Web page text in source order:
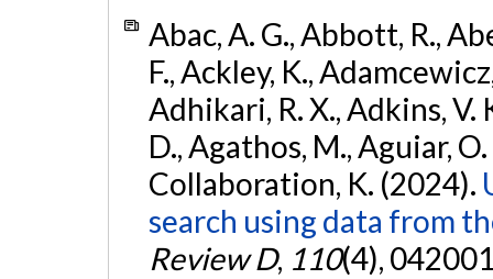
Abac, A. G., Abbott, R.,
F., Ackley, K.,
Adhikari, R. X., Adkins, V.
D., Agathos, M., Aguiar,
Collaboration, K. (2024).
search using data from
Review D, 110(4),